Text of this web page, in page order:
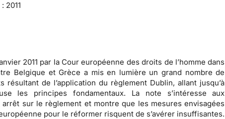
2011
2011 par la Cour européenne des droits de l’homme dans
Belgique et Grèce a mis en lumière ungrand nombre de
résultant de l’application du règlement Dublin, allant jusqu’à
les principes fondamentaux. La note s’intéresse aux
sur le règlement et montre que les mesures envisagées
pour le réformer risquent de s’avérer insuffisantes.